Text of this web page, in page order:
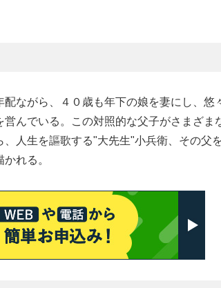
ながら、４０歳も年下の娘を妻にし、悠
んでいる。この対照的な父子がさまざま
人生を謳歌する"大先生"小兵衛、その父
れる。